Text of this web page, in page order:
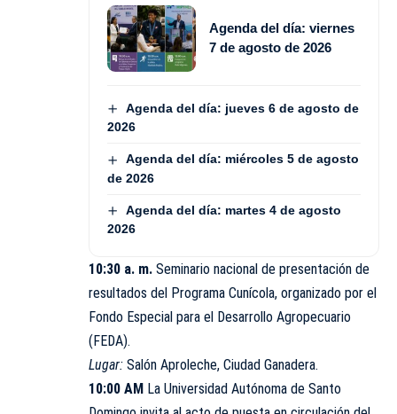
Agenda del día: viernes
7 de agosto de 2026
Agenda del día: jueves 6 de agosto de
2026
Agenda del día: miércoles 5 de agosto
de 2026
Agenda del día: martes 4 de agosto
2026
10:30 a. m. Seminario nacional de presentación de
resultados del Programa Cunícola, organizado por el
Fondo Especial para el Desarrollo Agropecuario
(FEDA).
Lugar: Salón Aproleche, Ciudad Ganadera.
10:00 AM La Universidad Autónoma de Santo